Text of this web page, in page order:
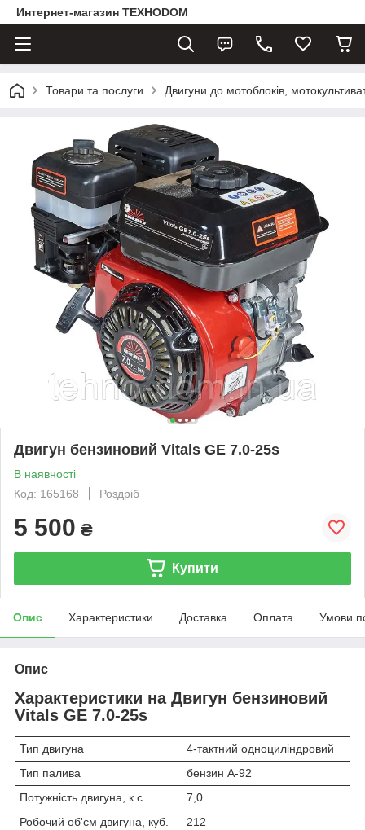
Интернет-магазин ТЕХНОDOM
Товари та послуги Двигуни до мотоблоків,
Двигун бензиновий Vitals GE 7.0-25s
В наявності
Код: 165168
Роздріб
5 500 ₴
Купити
Опис Характеристики Доставка Оплата Умови
Опис
Характеристики на Двигун бензиновий
Vitals GE 7.0-25s
Тип двигуна
4-тактний одноциліндровий
Тип палива
бензин А-92
Потужність двигуна, к.с.
7,0
Робочий об'єм двигуна, куб.
212